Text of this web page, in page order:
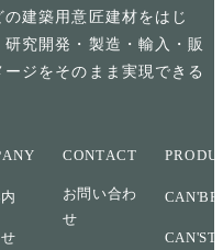
建築用意匠建材をはじ
究開発・製造・輸入・販
ジをそのまま実現できる
CONTACT
お問い合わ
せ